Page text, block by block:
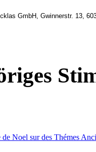
GmbH, Gwinnerstr. 13,
de Noel sur des Thémes